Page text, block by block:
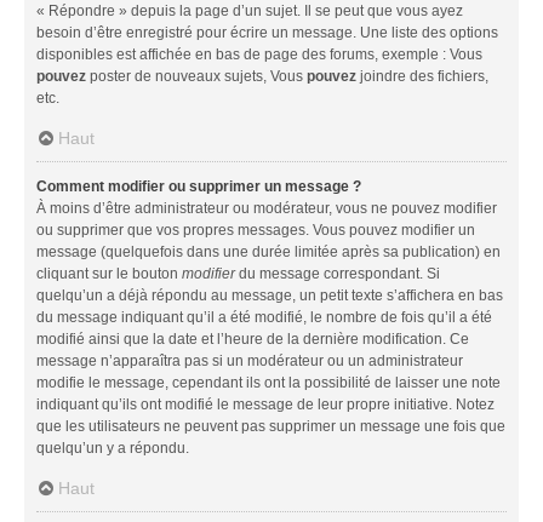
« Répondre » depuis la page d’un sujet. Il se peut que vous ayez
besoin d’être enregistré pour écrire un message. Une liste des options
disponibles est affichée en bas de page des forums, exemple : Vous
pouvez poster de nouveaux sujets, Vous pouvez joindre des fichiers,
etc.
Haut
Comment modifier ou supprimer un message ?
À moins d’être administrateur ou modérateur, vous ne pouvez modifier
ou supprimer que vos propres messages. Vous pouvez modifier un
message (quelquefois dans une durée limitée après sa publication) en
cliquant sur le bouton modifierdu message correspondant. Si
quelqu’un a déjà répondu au message, un petit texte s’affichera en bas
du message indiquant qu’il a été modifié, le nombre de fois qu’il a été
modifié ainsi que la date et l’heure de la dernière modification. Ce
message n’apparaîtra pas si un modérateur ou un administrateur
modifie le message, cependant ils ont la possibilité de laisser une note
indiquant qu’ils ont modifié le message de leur propre initiative. Notez
que les utilisateurs ne peuvent pas supprimer un message une fois que
quelqu’un y a répondu.
Haut